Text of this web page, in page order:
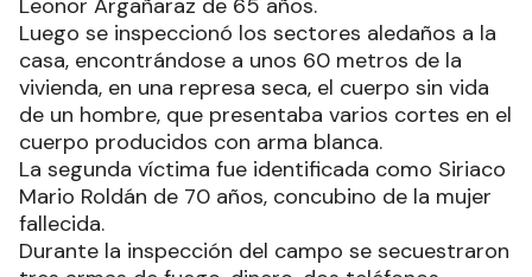
Leonor Argañaraz de 65 años.
Luego se inspeccionó los sectores aledaños a la
casa, encontrándose a unos 60 metros de la
vivienda, en una represa seca, el cuerpo sin vida
de un hombre, que presentaba varios cortes en el
cuerpo producidos con arma blanca.
La segunda víctima fue identificada como Siriaco
Mario Roldán de 70 años, concubino de la mujer
fallecida.
Durante la inspección del campo se secuestraron